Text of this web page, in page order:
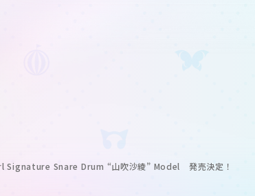
Signature Snare Drum “山吹沙綾” Model　発売決定！